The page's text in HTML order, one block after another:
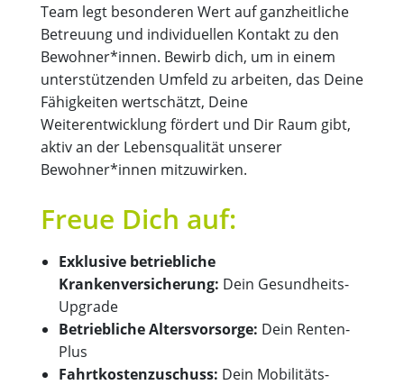
Team legt besonderen Wert auf ganzheitliche
Betreuung und individuellen Kontakt zu den
Bewohner*innen. Bewirb dich, um in einem
unterstützenden Umfeld zu arbeiten, das Deine
Fähigkeiten wertschätzt, Deine
Weiterentwicklung fördert und Dir Raum gibt,
aktiv an der Lebensqualität unserer
Bewohner*innen mitzuwirken.
Freue Dich auf:
Exklusive betriebliche
Krankenversicherung: Dein Gesundheits-
Upgrade
Betriebliche Altersvorsorge: Dein Renten-
Plus
Fahrtkostenzuschuss: Dein Mobilitäts-